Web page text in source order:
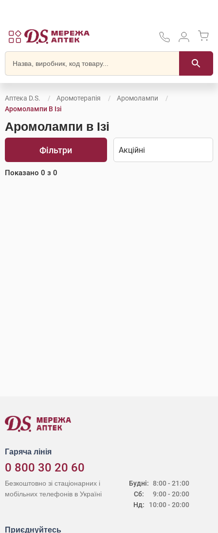
Аптека D.S. Аромотерапія
Аромолампи
Аромолампи В Ізі
Аромолампи в Ізі
Фільтри
Показано 0 з 0
Гаряча лінія
0 800 30 20 60
Будні:
Сб:
Нд:
8:00 - 21:00
9:00 - 20:00
10:00 - 20:00
Безкоштовно зі стаціонарних і
мобільних телефонів в Україні
Приєднуйтесь